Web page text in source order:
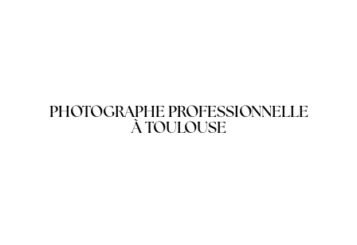
PHOTOGRAPHE PROFESSIONNELLE
À TOULOUSE